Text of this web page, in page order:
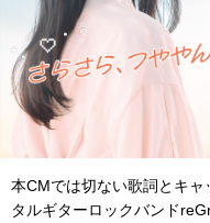
本CMでは切ない歌詞とキ
タルギターロックバンド